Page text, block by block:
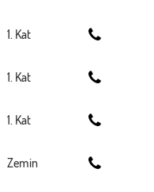
1. Kat
1. Kat
1. Kat
Zemin